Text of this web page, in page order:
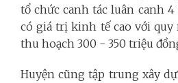
tổ chức canh tác luân canh 4
có giá trị kinh tế cao với
thu hoạch 300 - 350 triệu
Huyện cũng tập trung xây